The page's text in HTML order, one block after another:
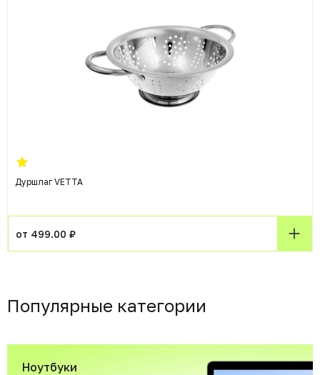
Дуршлаг VETTA
от 499.00 ₽
Популярные категории
Ноутбуки